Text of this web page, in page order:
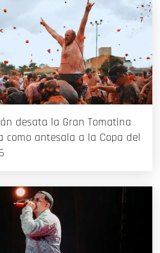
desata la Gran Tomatina
como antesala a la Copa del